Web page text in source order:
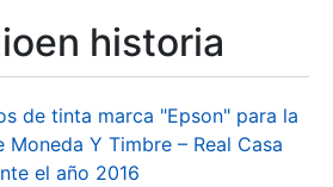
historia
de tinta marca "Epson" para la
Moneda Y Timbre – Real Casa
el año 2016